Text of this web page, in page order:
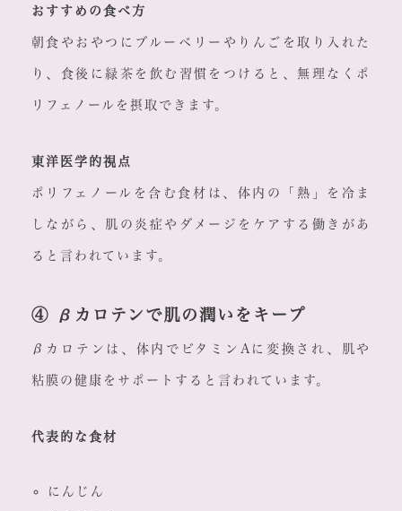
おすすめの食べ方
朝食やおやつにブルーベリーやりんごを取り入れた
り、食後に緑茶を飲む習慣をつけると、無理なくポ
リフェノールを摂取できます。
東洋医学的視点
ポリフェノールを含む食材は、体内の「熱」を冷ま
しながら、肌の炎症やダメージをケアする働きがあ
ると言われています。
④ βカロテンで肌の潤いをキープ
βカロテンは、体内でビタミンAに変換され、肌や
粘膜の健康をサポートすると言われています。
代表的な食材
にんじん